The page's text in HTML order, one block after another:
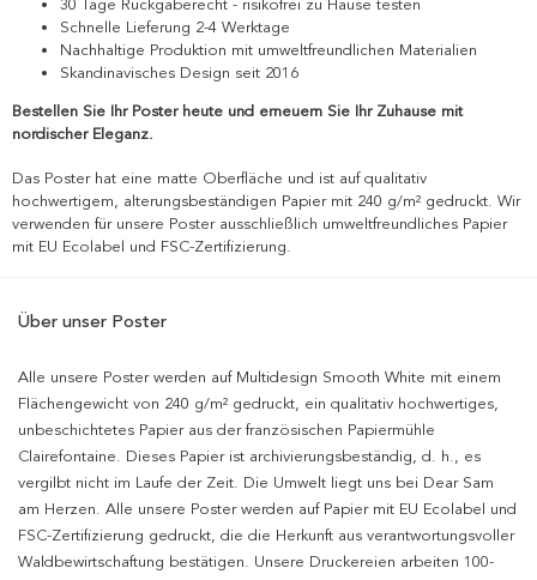
30 Tage Rückgaberecht - risikofrei zu Hause testen
Schnelle Lieferung 2-4 Werktage
Nachhaltige Produktion mit umweltfreundlichen Materialien
Skandinavisches Design seit 2016
Bestellen Sie Ihr Poster heute und erneuern Sie Ihr Zuhause mit
nordischer Eleganz.
Das Poster hat eine matte Oberfläche und ist auf qualitativ
hochwertigem, alterungsbeständigen Papier mit 240 g/m² gedruckt. Wir
verwenden für unsere Poster ausschließlich umweltfreundliches Papier
mit EU Ecolabel und FSC-Zertifizierung.
Über unser Poster
Alle unsere Poster werden auf Multidesign Smooth White mit einem
Flächengewicht von 240 g/m² gedruckt, ein qualitativ hochwertiges,
unbeschichtetes Papier aus der französischen Papiermühle
Clairefontaine. Dieses Papier ist archivierungsbeständig, d. h., es
vergilbt nicht im Laufe der Zeit. Die Umwelt liegt uns bei Dear Sam
am Herzen. Alle unsere Poster werden auf Papier mit EU Ecolabel und
FSC-Zertifizierung gedruckt, die die Herkunft aus verantwortungsvoller
Waldbewirtschaftung bestätigen. Unsere Druckereien arbeiten 100-